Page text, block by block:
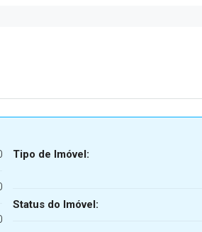
Tipo de Imóvel:
Status do Imóvel: